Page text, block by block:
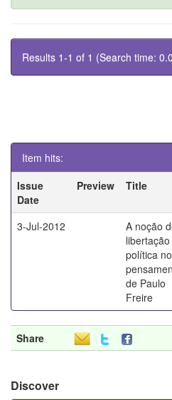
Results 1-1 of 1 (Search time:
Item hits:
Issue
Date
Preview Title
3-Jul-2012
A noção
libertação
política no
de Paulo
Freire
Share
Discover